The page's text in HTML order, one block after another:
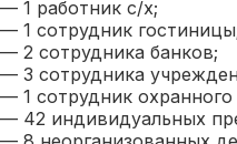
— 1 работник с/х;
— 1 сотрудник
— 2 сотрудника банков;
— 3 сотрудника
— 1 сотрудник охранного
— 42 индивидуальных